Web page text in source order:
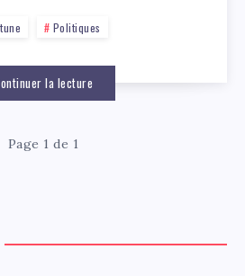
Politiques
la lecture
Page 1 de 1